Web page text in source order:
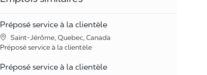
Préposé service à la clientèle
LieuSaint-Jérôme, Quebec, Canada
Catégorie
Préposé service à la clientèle
Préposé service à la clientèle